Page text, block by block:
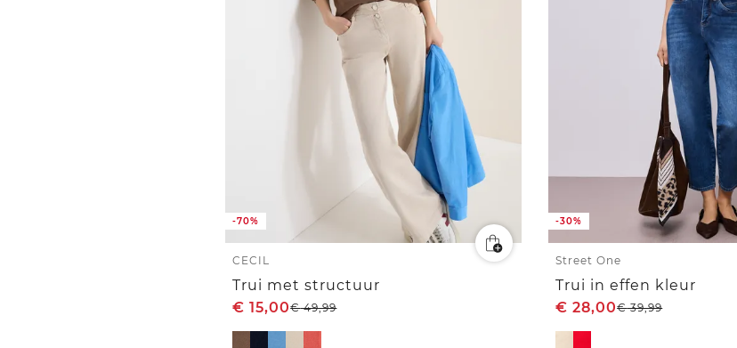
-70%
CECIL
Trui met structuur
€ 15,00€49,99
-30%
Street One
Trui in effen kleur
€ 28,00€39,99